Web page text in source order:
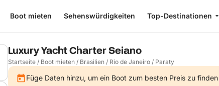
Boot mieten Sehenswürdigkeiten Top-Destinationen
Luxury Yacht Charter Seiano
Startseite / Boot mieten / Brasilien / Rio de Janeiro / Paraty
Füge Daten hinzu, um ein Boot zum besten Preis zu finden